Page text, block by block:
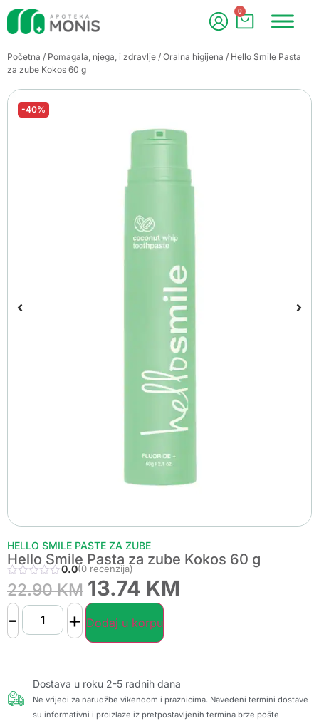
0
Početna / Pomagala, njega, i zdravlje / Oralna higijena / Hello Smile Pasta
za zube Kokos 60 g
-40%
HELLO SMILE PASTE ZA ZUBE
Hello Smile Pasta za zube Kokos 60 g
0.0(0 recenzija)
22.90KM 13.74 KM
- + Dodaj u korpu
Dostava u roku 2-5 radnih dana
Ne vrijedi za narudžbe vikendom i praznicima. Navedeni termini dostave
su informativni i proizlaze iz pretpostavljenih termina brze pošte